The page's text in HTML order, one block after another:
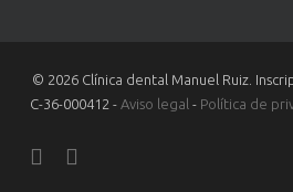
© 2026 Clínica dental Manuel Ruiz.
C-36-000412 - Aviso legal - Política de
facebookyoutube